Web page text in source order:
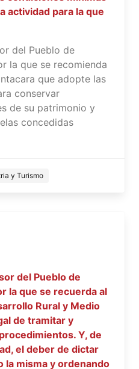
actividad para la que
del Pueblo de
la que se recomienda
que adopte las
conservar
de su patrimonio y
concedidas
y Turismo
del Pueblo de
la que se recuerda al
Rural y Medio
de tramitar y
Y, de
el deber de dictar
la misma y ordenando